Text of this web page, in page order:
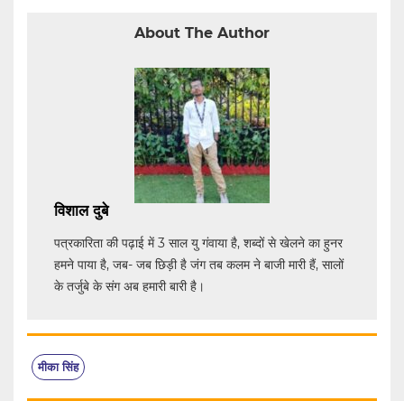
About The Author
विशाल दुबे
पत्रकारिता की पढ़ाई में 3 साल यु गंवाया है, शब्दों से खेलने का हुनर
हमने पाया है, जब- जब छिड़ी है जंग तब कलम ने बाजी मारी हैं, सालों
के तर्जुबे के संग अब हमारी बारी है।
मीका सिंह